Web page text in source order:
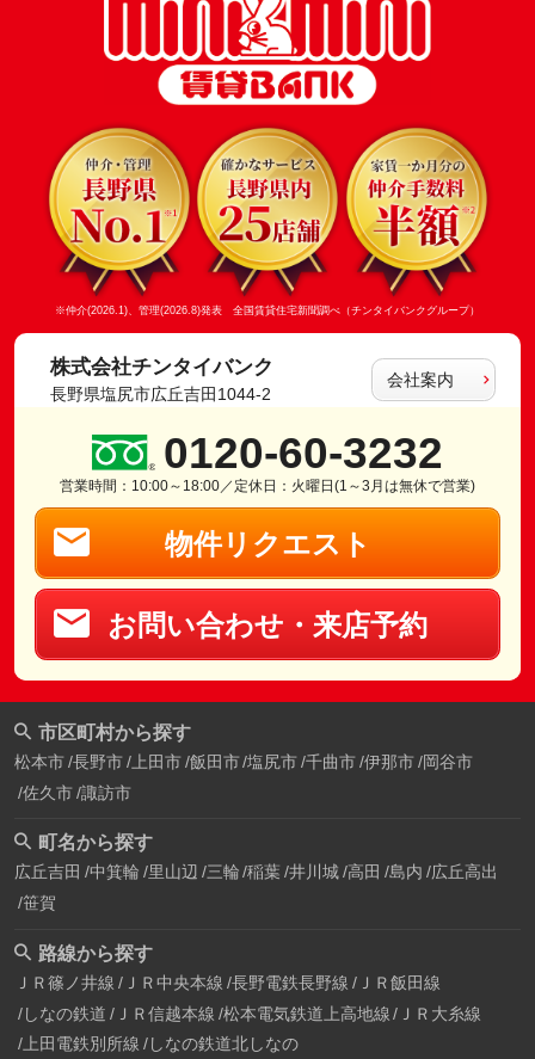
※仲介(2026.1)、管理(2026.8)発表 全国賃貸住宅新聞調べ（チンタイバンクグループ）
株式会社チンタイバンク
長野県塩尻市広丘吉田1044-2
会社案内
0120-60-3232
営業時間：10:00～18:00／定休日：火曜日(1～3月は無休で営業)
物件リクエスト
お問い合わせ・来店予約
市区町村から探す
松本市 長野市 上田市 飯田市 塩尻市 千曲市 伊那市 岡谷市
佐久市 諏訪市
町名から探す
広丘吉田 中箕輪 里山辺 三輪 稲葉 井川城 高田 島内 広丘高出
笹賀
路線から探す
ＪＲ篠ノ井線 ＪＲ中央本線 長野電鉄長野線 ＪＲ飯田線
しなの鉄道 ＪＲ信越本線 松本電気鉄道上高地線
ＪＲ大糸線
上田電鉄別所線 しなの鉄道北しなの